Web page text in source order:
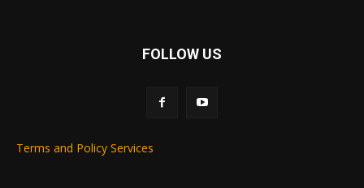
FOLLOW US
Terms and Policy Services